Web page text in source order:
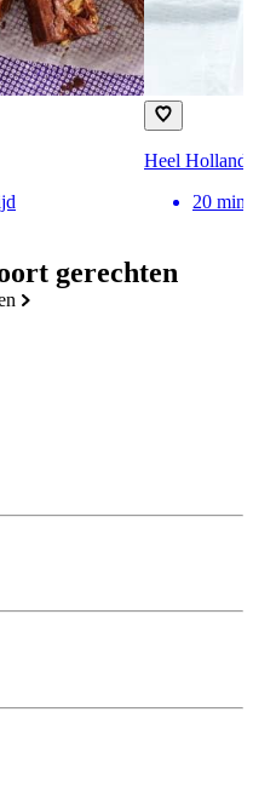
gerechten
Heel Holland
20 min